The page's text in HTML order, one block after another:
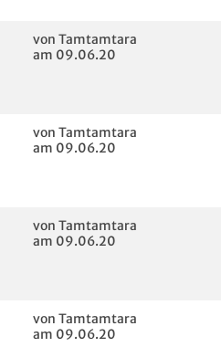
von Tamtamtara
am 09.06.20
von Tamtamtara
am 09.06.20
von Tamtamtara
am 09.06.20
von Tamtamtara
am 09.06.20